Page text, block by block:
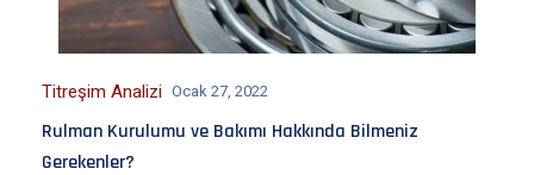
Titreşim Analizi Ocak 27, 2022
Rulman Kurulumu ve Bakımı Hakkında Bilmeniz
Gerekenler?